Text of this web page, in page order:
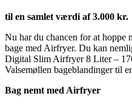
til en samlet værdi af 3.000 kr.
Nu har du chancen for at hoppe
bage med Airfryer. Du kan
Digital Slim Airfryer 8 Liter –
Valsemøllen bageblandinger til
Bag nemt med Airfryer